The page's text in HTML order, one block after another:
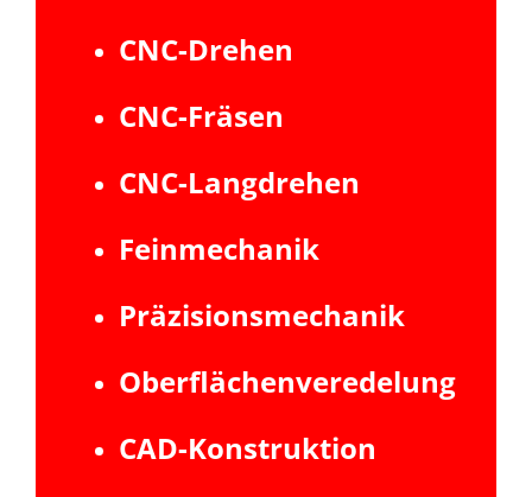
CNC-Drehen
CNC-Fräsen
CNC-Langdrehen
Feinmechanik
Präzisionsmechanik
Oberflächenveredelung
CAD-Konstruktion